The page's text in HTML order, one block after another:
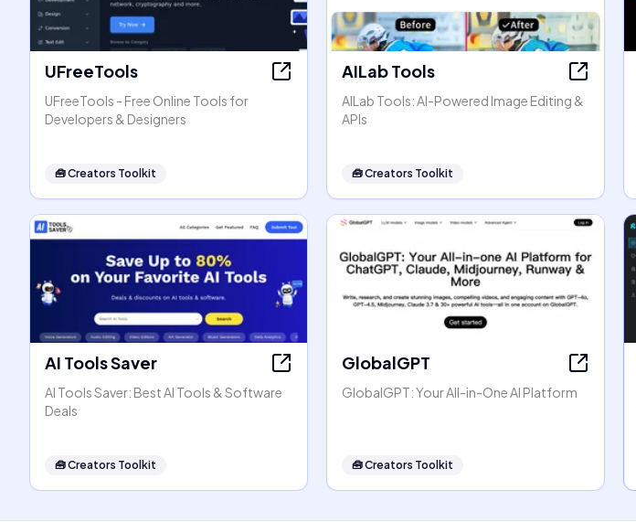
UFreeTools
UFreeTools - Free Online Tools for
Developers & Designers
🧰Creators Toolkit
AILab Tools
AILab Tools: AI-Powered Image Editing &
APIs
🧰Creators Toolkit
AI Tools Saver
AI Tools Saver: Best AI Tools & Software
Deals
🧰Creators Toolkit
GlobalGPT
GlobalGPT: Your All-in-One AI Platform
🧰Creators Toolkit